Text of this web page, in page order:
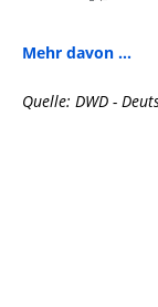
Mehr davon ...
Quelle: DWD -